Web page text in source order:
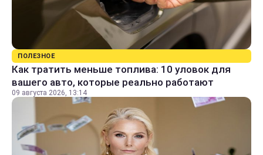
ПОЛЕЗНОЕ
Как тратить меньше топлива: 10 уловок для
вашего авто, которые реально работают
09 августа 2026, 13:14